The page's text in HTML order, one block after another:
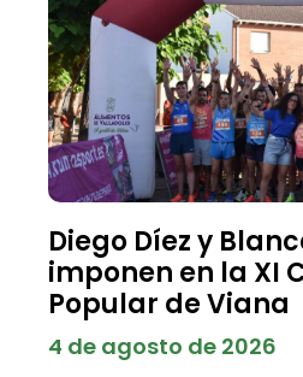
Diego Díez y
imponen en la XI
Popular de Viana
4 de agosto de 2026